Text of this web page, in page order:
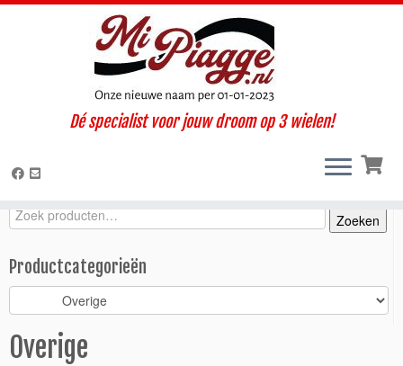
Dé specialist voor jouw droom op 3 wielen!
Onderdelen / accessoires » Ape Calessino » Calessino 200
Zoeken
Zoeken
naar:
Zoeken
Productcategorieën
Overige